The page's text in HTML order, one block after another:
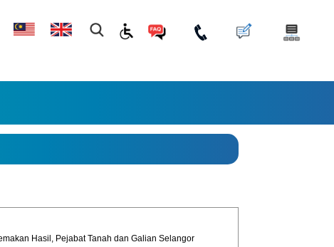
Hasil, Pejabat Tanah dan Galian Selangor